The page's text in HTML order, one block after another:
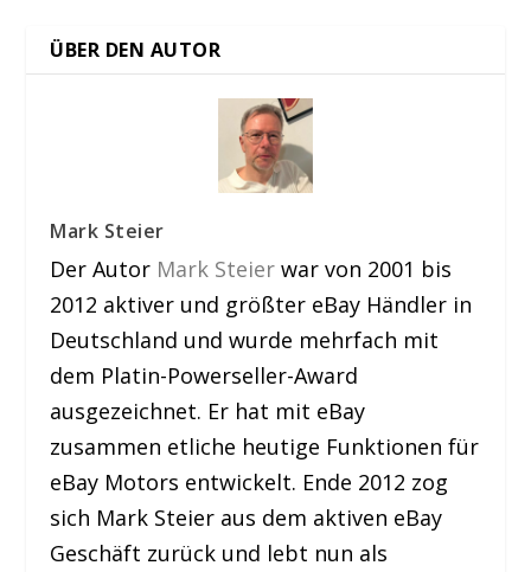
ÜBER DEN AUTOR
Mark Steier
Der Autor Mark Steier war von 2001 bis
2012 aktiver und größter eBay Händler in
Deutschland und wurde mehrfach mit
dem Platin-Powerseller-Award
ausgezeichnet. Er hat mit eBay
zusammen etliche heutige Funktionen für
eBay Motors entwickelt. Ende 2012 zog
sich Mark Steier aus dem aktiven eBay
Geschäft zurück und lebt nun als